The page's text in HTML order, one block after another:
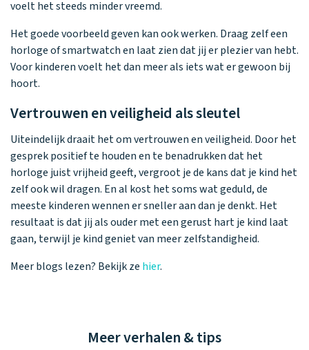
voelt het steeds minder vreemd.
Het goede voorbeeld geven kan ook werken. Draag zelf een
horloge of smartwatch en laat zien dat jij er plezier van hebt.
Voor kinderen voelt het dan meer als iets wat er gewoon bij
hoort.
Vertrouwen en veiligheid als sleutel
Uiteindelijk draait het om vertrouwen en veiligheid. Door het
gesprek positief te houden en te benadrukken dat het
horloge juist vrijheid geeft, vergroot je de kans dat je kind het
zelf ook wil dragen. En al kost het soms wat geduld, de
meeste kinderen wennen er sneller aan dan je denkt. Het
resultaat is dat jij als ouder met een gerust hart je kind laat
gaan, terwijl je kind geniet van meer zelfstandigheid.
Meer blogs lezen? Bekijk ze hier.
Meer verhalen & tips